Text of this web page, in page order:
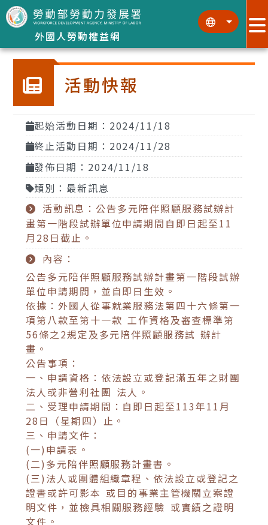
跳到主要內容區塊
外國人勞動權益網
::: :::
活動快報
起始活動日期：2024/11/18
終止活動日期：2024/11/28
發佈日期：2024/11/18
類別：最新訊息
活動訊息：公告多元陪伴照顧服務試辦計
畫第一階段試辦單位申請期間自即日起至11
月28日截止。
內容：
公告多元陪伴照顧服務試辦計畫第一階段試辦
單位申請期間，並自即日生效。
依據：外國人從事就業服務法第四十六條第一
項第八款至第十一款 工作資格及審查標準第
56條之2規定及多元陪伴照顧服務試 辦計
畫。
公告事項：
一、申請資格：依法設立或登記滿五年之財團
法人或非營利社團 法人。
二、受理申請期間：自即日起至113年11月
28日（星期四）止。
三、申請文件：
(一)申請表。
(二)多元陪伴照顧服務計畫書。
(三)法人或團體組織章程、依法設立或登記之
證書或許可影本 或目的事業主管機關立案證
明文件，並檢具相關服務經驗 或實績之證明
文件。